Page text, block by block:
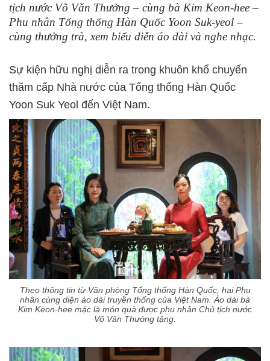
tịch nước Võ Văn Thưởng – cùng bà Kim Keon-hee –
Phu nhân Tổng thống Hàn Quốc Yoon Suk-yeol –
cùng thưởng trà, xem biểu diễn áo dài và nghe nhạc.
Sự kiện hữu nghị diễn ra trong khuôn khổ chuyến
thăm cấp Nhà nước của Tổng thống Hàn Quốc
Yoon Suk Yeol đến Việt Nam.
Theo thông tin từ Văn phòng Tổng thống Hàn Quốc, hai Phu
nhân cùng diện áo dài truyền thống của Việt Nam. Áo dài bà
Kim Keon-hee mặc là món quà được phu nhân Chủ tịch nước
Võ Văn Thưởng tặng.